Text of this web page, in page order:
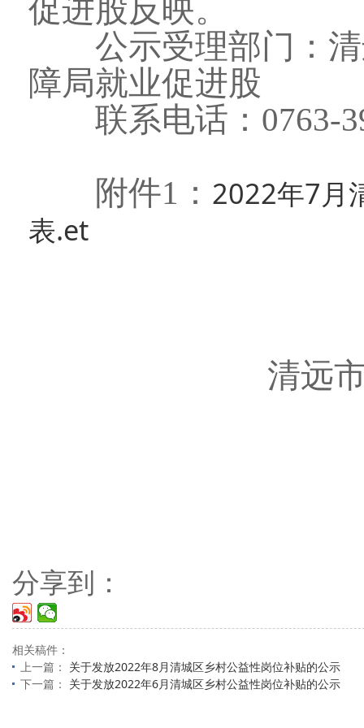
促进股反映。
公示受理部门：清
障局就业促进股
联系电话：0763-
附件1： 2022年7月
表.et
清远市
分享到：
相关稿件：
上一篇： 关于发放2022年8月清城区乡村公益性岗位补贴的公示
下一篇： 关于发放2022年6月清城区乡村公益性岗位补贴的公示